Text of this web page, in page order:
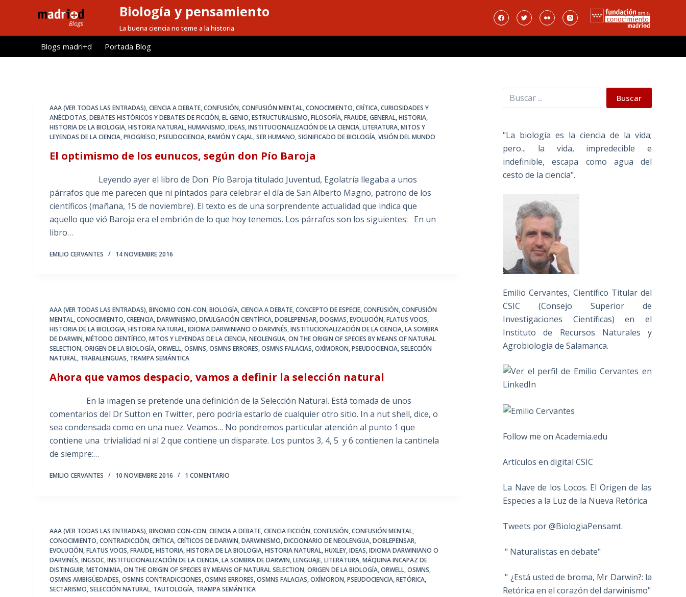
l
Biología y pensamiento
La buena ciencia no teme a la historia
Blogs madri+d Portada Blog
AAA (VER TODAS LAS ENTRADAS),CIENCIA A DEBATE,CONFUSIÓN,CONFUSIÓN MENTAL,CONOCIMIENTO,CRÍTICA,CURIOSIDADES Y
ANÉCDOTAS,DEBATES HISTÓRICOS Y DEBATES DE FICCIÓN,EL GENIO,ESTRUCTURALISMO,FILOSOFÍA,FRAUDE,GENERAL,HISTORIA,
HISTORIA DE LA BIOLOGIA,HISTORIA NATURAL,HUMANISMO,IDEAS,INSTITUCIONALIZACIÓN DE LA CIENCIA,LITERATURA,MITOS Y
LEYENDAS DE LA CIENCIA,PROGRESO,PSEUDOCIENCIA,RAMÓN Y CAJAL,SER HUMANO,SIGNIFICADO DE BIOLOGÍA,VISIÓN DEL MUNDO
El optimismo de los eunucos, según don Pío Baroja
Leyendo ayer el libro de Don Pío Baroja titulado Juventud, Egolatría llegaba a unos
párrafos que me parecen que ni pintados para celebrar el día de San Alberto Magno, patrono de los
científicos (mañana, 15 de noviembre). El texto es de una sorprendente actualidad que indica que
aquello que vió Baroja era el embrión de lo que hoy tenemos. Los párrafos son los siguientes: En un
libro…
EMILIO CERVANTES 14 NOVIEMBRE 2016
AAA (VER TODAS LAS ENTRADAS),BINOMIO CON-CON,BIOLOGÍA,CIENCIA A DEBATE,CONCEPTO DE ESPECIE,CONFUSIÓN,CONFUSIÓN
MENTAL,CONOCIMIENTO,CREENCIA,DARWINISMO,DIVULGACIÓN CIENTÍFICA,DOBLEPENSAR,DOGMAS,EVOLUCIÓN,FLATUS VOCIS,
HISTORIA DE LA BIOLOGIA,HISTORIA NATURAL,IDIOMA DARWINIANO O DARVINÉS,INSTITUCIONALIZACIÓN DE LA CIENCIA,LA SOMBRA
DE DARWIN,MÉTODO CIENTÍFICO,MITOS Y LEYENDAS DE LA CIENCIA,NEOLENGUA,ON THE ORIGIN OF SPECIES BY MEANS OF NATURAL
SELECTION,ORIGEN DE LA BIOLOGÍA,ORWELL,OSMNS,OSMNS ERRORES,OSMNS FALACIAS,OXÍMORON,PSEUDOCIENCIA,SELECCIÓN
NATURAL, TRABALENGUAS, TRAMPA SEMÁNTICA
Ahora que vamos despacio, vamos a definir la selección natural
En la imagen se pretende una definición de la Selección Natural. Está tomada de unos
comentarios del Dr Sutton en Twitter, pero podría estarlo de cualquier otro sitio. In a nut shell, dice, o
sea condensada como en una nuez. Veamos… No pondremos particular atención al punto 1 que
contiene una trivialidad ni al 2 que contiene un disparate. Los puntos 3, 4, 5 y 6 contienen la cantinela
de siempre:…
EMILIO CERVANTES 10 NOVIEMBRE 2016 1 COMENTARIO
AAA (VER TODAS LAS ENTRADAS),BINOMIO CON-CON,CIENCIA A DEBATE,CIENCIA FICCIÓN,CONFUSIÓN,CONFUSIÓN MENTAL,
CONOCIMIENTO,CONTRADICCIÓN,CRÍTICA,CRÍTICOS DE DARWIN,DARWINISMO,DICCIONARIO DE NEOLENGUA,DOBLEPENSAR,
EVOLUCIÓN,FLATUS VOCIS,FRAUDE,HISTORIA,HISTORIA DE LA BIOLOGIA,HISTORIA NATURAL,HUXLEY,IDEAS,IDIOMA DARWINIANO O
DARVINÉS,INGSOC,INSTITUCIONALIZACIÓN DE LA CIENCIA,LA SOMBRA DE DARWIN,LENGUAJE,LITERATURA,MÁQUINA INCAPAZ DE
DISTINGUIR,METONIMIA,ON THE ORIGIN OF SPECIES BY MEANS OF NATURAL SELECTION,ORIGEN DE LA BIOLOGÍA,ORWELL,OSMNS,
OSMNS AMBIGÜEDADES,OSMNS CONTRADICCIONES,OSMNS ERRORES,OSMNS FALACIAS,OXÍMORON,PSEUDOCIENCIA,RETÓRICA,
SECTARISMO,SELECCIÓN NATURAL, TAUTOLOGÍA, TRAMPA SEMÁNTICA
Buscar Buscar
"La biología es la ciencia de la vida;
pero... la vida, impredecible e
indefinible, escapa como agua del
cesto de la ciencia".
Emilio Cervantes, Científico Titular del
CSIC (Consejo Superior de
Investigaciones Científicas) en el
Instituto de Recursos Naturales y
Agrobiología de Salamanca.
Follow me on Academia.edu
Artículos en digital CSIC
La Nave de los Locos. El Origen de las
Especies a la Luz de la Nueva Retórica
Tweets por @BiologiaPensamt.
" Naturalistas en debate"
" ¿Está usted de broma, Mr Darwin?: la
Retórica en el corazón del darwinismo"